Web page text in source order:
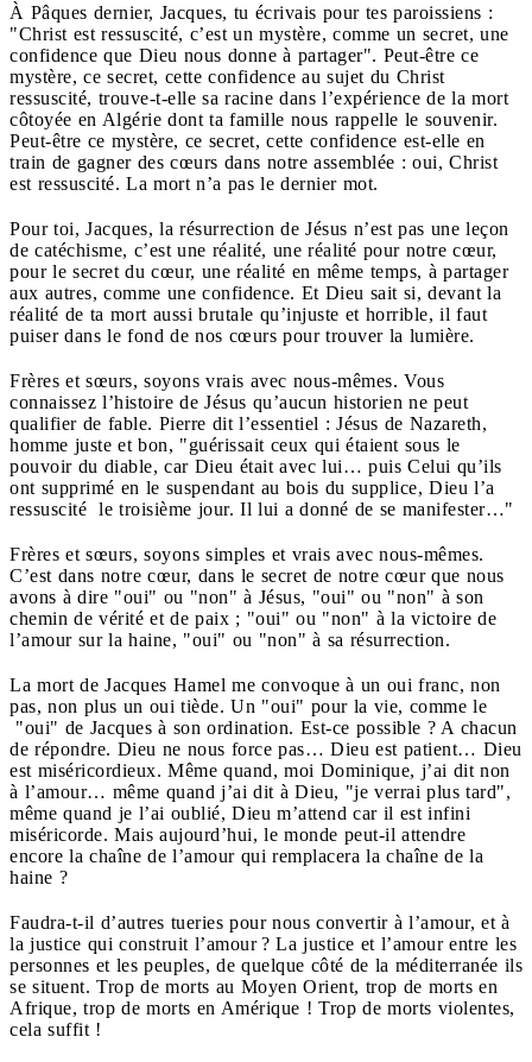
À Pâques dernier, Jacques, tu écrivais pour tes paroissiens :
"Christ est ressuscité, c’est un mystère, comme un secret, une
confidence que Dieu nous donne à partager". Peut-être ce
mystère, ce secret, cette confidence au sujet du Christ
ressuscité, trouve-t-elle sa racine dans l’expérience de la mort
côtoyée en Algérie dont ta famille nous rappelle le souvenir.
Peut-être ce mystère, ce secret, cette confidence est-elle en
train de gagner des cœurs dans notre assemblée : oui, Christ
est ressuscité. La mort n’a pas le dernier mot.
Pour toi, Jacques, la résurrection de Jésus n’est pas une leçon
de catéchisme, c’est une réalité, une réalité pour notre cœur,
pour le secret du cœur, une réalité en même temps, à partager
aux autres, comme une confidence. Et Dieu sait si, devant la
réalité de ta mort aussi brutale qu’injuste et horrible, il faut
puiser dans le fond de nos cœurs pour trouver la lumière.
Frères et sœurs, soyons vrais avec nous-mêmes. Vous
connaissez l’histoire de Jésus qu’aucun historien ne peut
qualifier de fable. Pierre dit l’essentiel : Jésus de Nazareth,
homme juste et bon, "guérissait ceux qui étaient sous le
pouvoir du diable, car Dieu était avec lui… puis Celui qu’ils
ont supprimé en le suspendant au bois du supplice, Dieu l’a
ressuscité le troisième jour. Il lui a donné de se manifester…"
Frères et sœurs, soyons simples et vrais avec nous-mêmes.
C’est dans notre cœur, dans le secret de notre cœur que nous
avons à dire "oui" ou "non" à Jésus, "oui" ou "non" à son
chemin de vérité et de paix ; "oui" ou "non" à la victoire de
l’amour sur la haine, "oui" ou "non" à sa résurrection.
La mort de Jacques Hamel me convoque à un oui franc, non
pas, non plus un oui tiède. Un "oui" pour la vie, comme le
"oui" de Jacques à son ordination. Est-ce possible ? A chacun
de répondre. Dieu ne nous force pas… Dieu est patient… Dieu
est miséricordieux. Même quand, moi Dominique, j’ai dit non
à l’amour… même quand j’ai dit à Dieu, "je verrai plus tard",
même quand je l’ai oublié, Dieu m’attend car il est infini
miséricorde. Mais aujourd’hui, le monde peut-il attendre
encore la chaîne de l’amour qui remplacera la chaîne de la
haine ?
Faudra-t-il d’autres tueries pour nous convertir à l’amour, et à
la justice qui construit l’amour ? La justice et l’amour entre les
personnes et les peuples, de quelque côté de la méditerranée ils
se situent. Trop de morts au Moyen Orient, trop de morts en
Afrique, trop de morts en Amérique ! Trop de morts violentes,
cela suffit !